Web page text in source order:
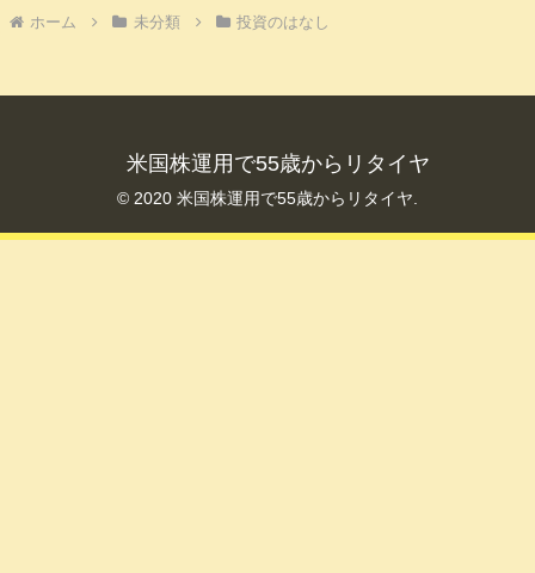
ホーム 未分類 投資のはなし
米国株運用で55歳からリタイヤ
© 2020 米国株運用で55歳からリタイヤ.